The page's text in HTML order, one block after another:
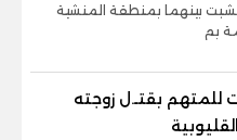
بينهما بمنطقة المنشية
بم
سنوات للمتهم بقتـ.ل زوجته